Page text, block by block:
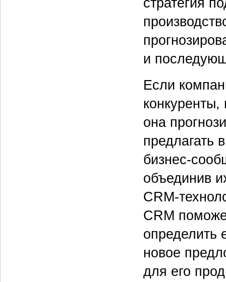
стратегия
и
Если
она
предлагать
бизнес-
объединив
CRM-
CRM
определить
новое
для его